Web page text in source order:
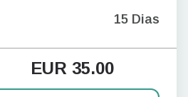
15 Dias
EUR 35.00